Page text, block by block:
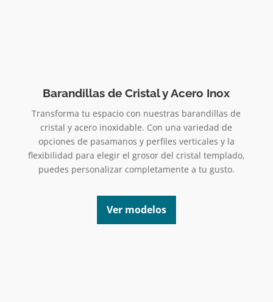
Barandillas de Cristal y Acero Inox
Transforma tu espacio con nuestras barandillas de
cristal y acero inoxidable. Con una variedad de
opciones de pasamanos y perfiles verticales y la
flexibilidad para elegir el grosor del cristal templado,
puedes personalizar completamente a tu gusto.
Ver modelos